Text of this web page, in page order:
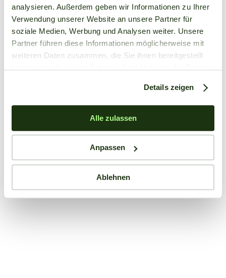
analysieren. Außerdem geben wir Informationen zu Ihrer
Verwendung unserer Website an unsere Partner für
soziale Medien, Werbung und Analysen weiter. Unsere
Partner führen diese Informationen möglicherweise mit
weiteren Daten zusammen, die Sie ihnen bereitgestellt
Details zeigen
Alle zulassen
Anpassen
Ablehnen